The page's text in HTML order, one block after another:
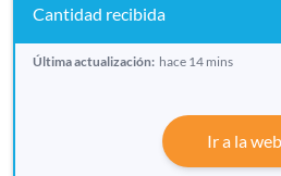
Última actualización: hace 14 mins
Ir a la web